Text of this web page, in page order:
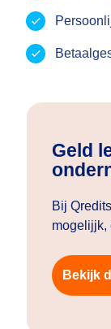
Geld
Bij
mogelijjk,
Bekijk